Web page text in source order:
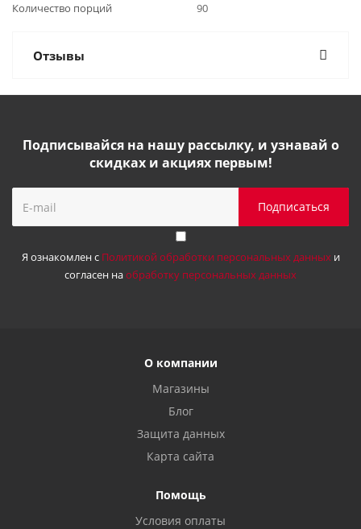
Количество порций
90
Отзывы
Подписывайся на нашу рассылку, и узнавай о
скидках и акциях первым!
Я ознакомлен с Политикой обработки персональных данныхи
согласен наобработку персональных данных
О компании
Магазины
Блог
Защита данных
Карта сайта
Помощь
Условия оплаты